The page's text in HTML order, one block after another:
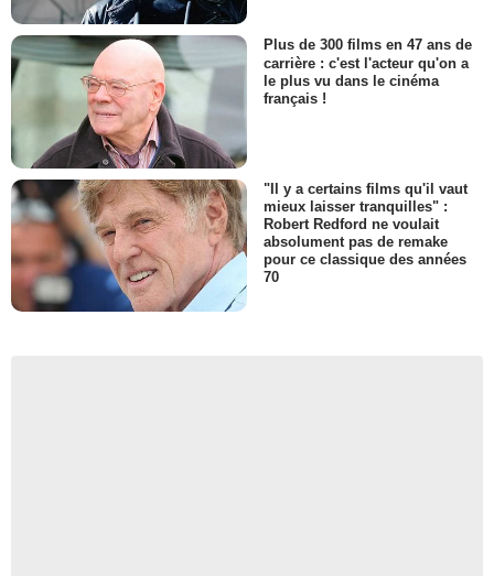
Plus de 300 films en 47 ans de
carrière : c'est l'acteur qu'on a
le plus vu dans le cinéma
français !
"Il y a certains films qu'il vaut
mieux laisser tranquilles" :
Robert Redford ne voulait
absolument pas de remake
pour ce classique des années
70